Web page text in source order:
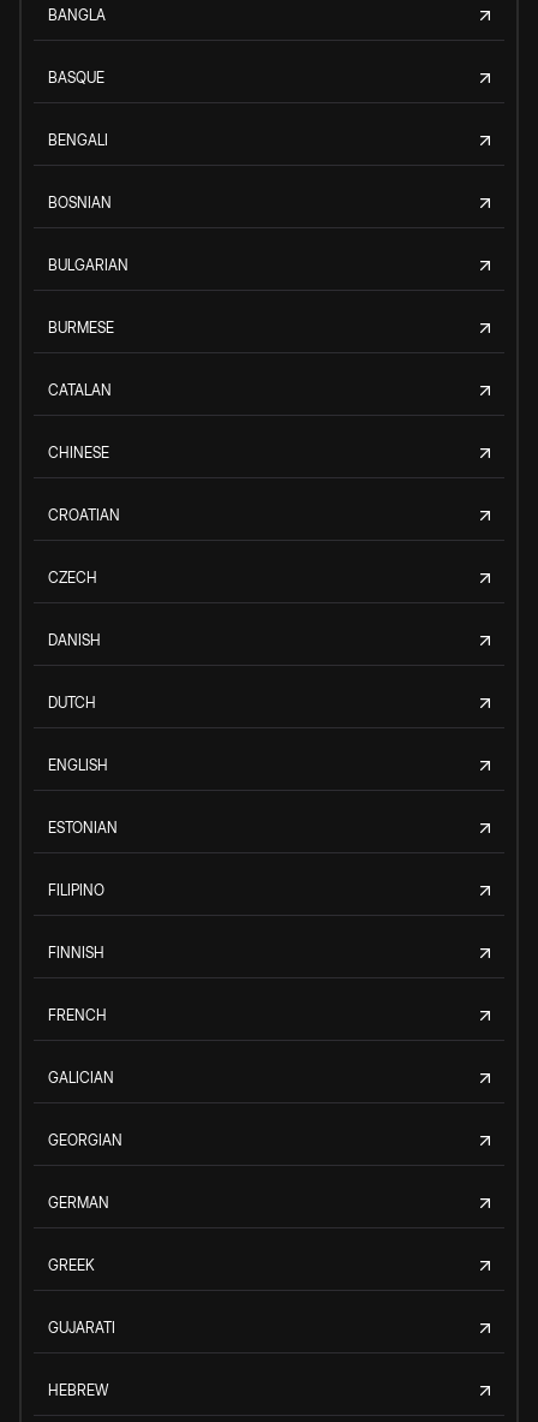
BANGLA
BASQUE
BENGALI
BOSNIAN
BULGARIAN
BURMESE
CATALAN
CHINESE
CROATIAN
CZECH
DANISH
DUTCH
ENGLISH
ESTONIAN
FILIPINO
FINNISH
FRENCH
GALICIAN
GEORGIAN
GERMAN
GREEK
GUJARATI
HEBREW